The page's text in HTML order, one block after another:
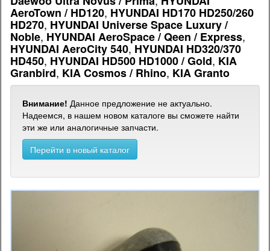
AeroTown / HD120, HYUNDAI HD170 HD250/260
HD270, HYUNDAI Universe Space Luxury /
Noble,HYUNDAI AeroSpace / Qeen / Express,
HYUNDAI AeroCity 540,HYUNDAI HD320/370
HD450, HYUNDAI HD500 HD1000 / Gold, KIA
Granbird, KIA Cosmos / Rhino, KIA Granto
Внимание! Данное предложение не актуально.
Надеемся, в нашем новом каталоге вы сможете найти
эти же или аналогичные запчасти.
Перейти в новый каталог